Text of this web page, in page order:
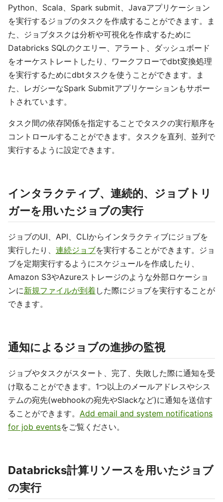
Python、Scala、Spark submit、Javaアプリケーション
を実行するジョブのタスクを作成することができます。ま
た、ジョブタスクは分析や可視化を作成するために
Databricks SQLのクエリー、アラート、ダッシュボード
をオーケストレートしたり、ワークフローでdbt変換処理
を実行するためにdbtタスクを使うことができます。ま
た、レガシーなSpark Submitアプリケーションもサポー
トされています。
タスク間の依存関係を指定することでタスクの実行順序を
コントロールすることができます。タスクを直列、並列で
実行するように設定できます。
インタラクティブ、連続的、ジョブトリ
ガーを用いたジョブの実行
ジョブのUI、API、CLIからインタラクティブにジョブを
実行したり、 連続ジョブを実行することができます。ジョ
ブを定期実行するようにスケジュールを作成したり、
Amazon S3やAzureストレージのような外部ロケーショ
ンに新規ファイルが到着した際にジョブを実行することが
できます。
通知によるジョブの進捗の監視
ジョブやタスクがスタート、完了、失敗した際に通知を受
け取ることができます。1つ以上のメールアドレスやシス
テムの宛先(webhookの宛先やSlackなど)に通知を送信す
ることができます。 Add email and system notifications
for job eventsをご覧ください。
Databricks計算リソースを用いたジョブ
の実行